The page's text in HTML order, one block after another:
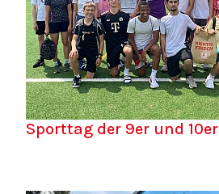
Sporttag der 9er und 10er